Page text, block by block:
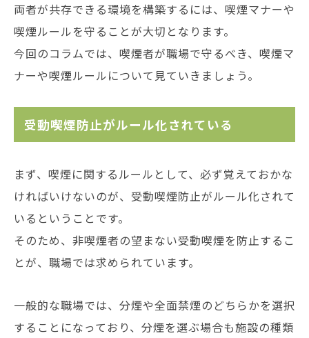
両者が共存できる環境を構築するには、喫煙マナーや
喫煙ルールを守ることが大切となります。
今回のコラムでは、喫煙者が職場で守るべき、喫煙マ
ナーや喫煙ルールについて見ていきましょう。
受動喫煙防止がルール化されている
まず、喫煙に関するルールとして、必ず覚えておかな
ければいけないのが、受動喫煙防止がルール化されて
いるということです。
そのため、非喫煙者の望まない受動喫煙を防止するこ
とが、職場では求められています。
一般的な職場では、分煙や全面禁煙のどちらかを選択
することになっており、分煙を選ぶ場合も施設の種類